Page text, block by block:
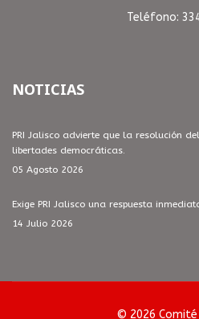
Teléfono:
NOTICIAS
PRI Jalisco advierte que la resolución
libertades democráticas.
05 Agosto 2026
Exige PRI Jalisco una respuesta
14 Julio 2026
© 2026 Comité